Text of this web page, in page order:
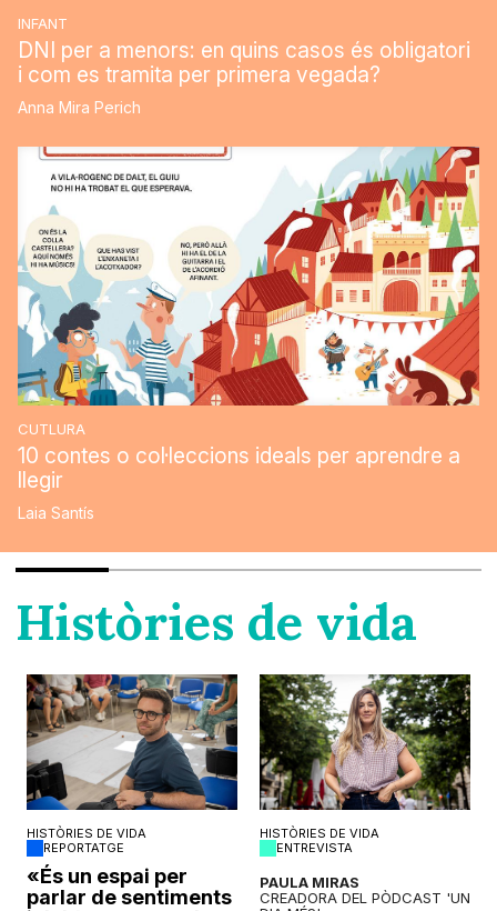
INFANT
DNI per a menors: en quins casos és obligatori
i com es tramita per primera vegada?
Anna Mira Perich
CUTLURA
10 contes o col·leccions ideals per aprendre a
llegir
Laia Santís
Històries de vida
HISTÒRIES DE VIDA
REPORTATGE
«És un espai per
parlar de sentiments
HISTÒRIES DE VIDA
ENTREVISTA
PAULA MIRAS
CREADORA DEL PÒDCAST 'UN